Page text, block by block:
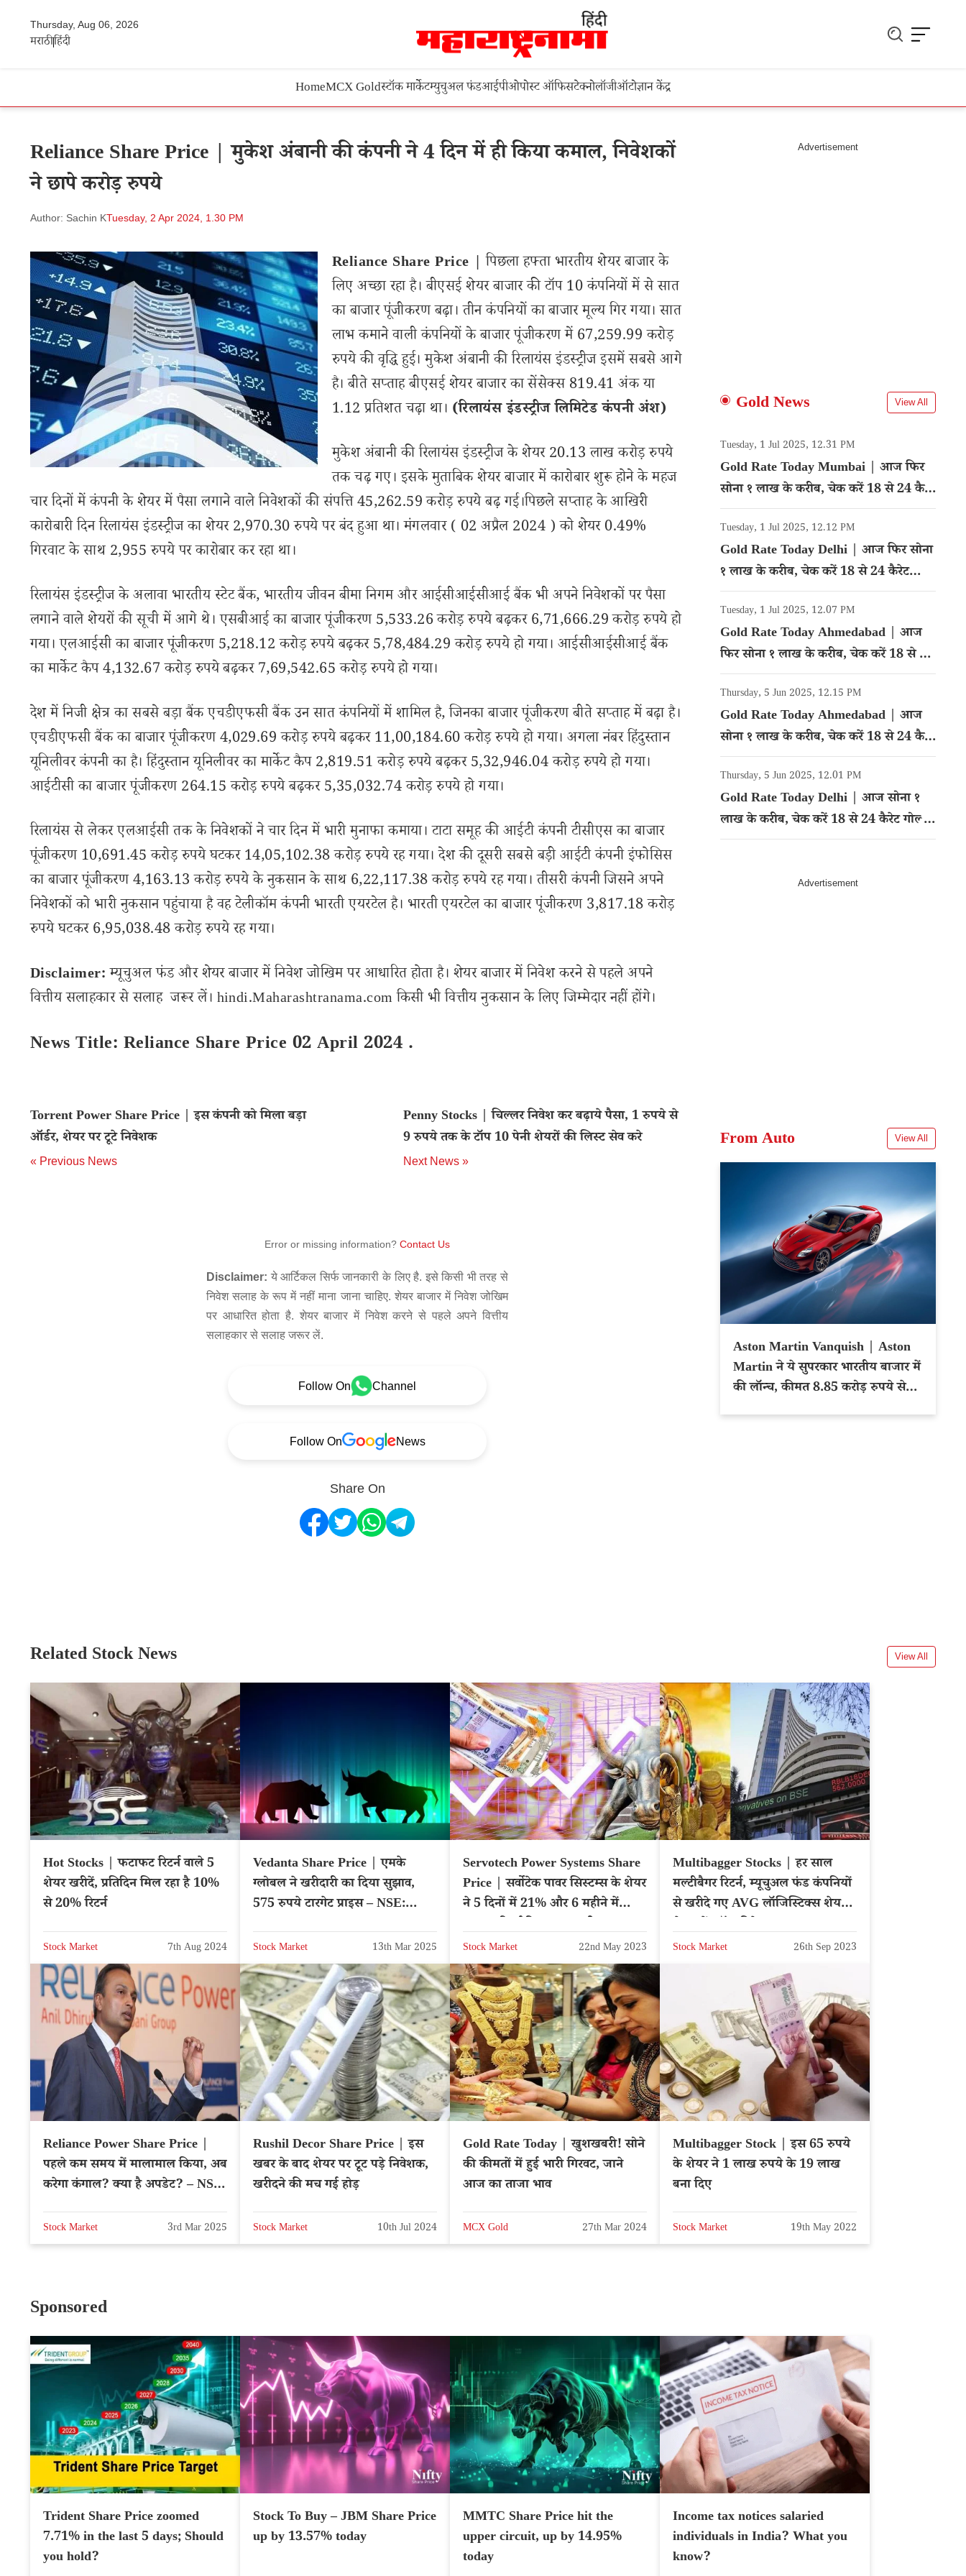
Thursday, Aug 06, 2026
मराठीहिंदी
HomeMCX Goldस्टॉक मार्केटम्युचुअल फंडआईपीओपोस्ट ऑफिसटेक्नोलॉजीऑटोज्ञान केंद्र
Reliance Share Price | मुकेश अंबानी की कंपनी ने 4 दिन में ही किया कमाल, निवेशकों
ने छापे करोड़ रुपये
Author: Sachin KTuesday, 2 Apr 2024, 1.30 PM
Reliance Share Price | पिछला हफ्ता भारतीय शेयर बाजार के
लिए अच्छा रहा है। बीएसई शेयर बाजार की टॉप 10 कंपनियों में से सात
का बाजार पूंजीकरण बढ़ा। तीन कंपनियों का बाजार मूल्य गिर गया। सात
लाभ कमाने वाली कंपनियों के बाजार पूंजीकरण में 67,259.99 करोड़
रुपये की वृद्धि हुई। मुकेश अंबानी की रिलायंस इंडस्ट्रीज इसमें सबसे आगे
है। बीते सप्ताह बीएसई शेयर बाजार का सेंसेक्स 819.41 अंक या
1.12 प्रतिशत चढ़ा था। (रिलायंस इंडस्ट्रीज लिमिटेड कंपनी अंश)
मुकेश अंबानी की रिलायंस इंडस्ट्रीज के शेयर 20.13 लाख करोड़ रुपये
तक चढ़ गए। इसके मुताबिक शेयर बाजार में कारोबार शुरू होने के महज
चार दिनों में कंपनी के शेयर में पैसा लगाने वाले निवेशकों की संपत्ति 45,262.59 करोड़ रुपये बढ़ गई।पिछले सप्ताह के आखिरी
कारोबारी दिन रिलायंस इंडस्ट्रीज का शेयर 2,970.30 रुपये पर बंद हुआ था। मंगलवार ( 02 अप्रैल 2024 ) को शेयर 0.49%
गिरवाट के साथ 2,955 रुपये पर कारोबार कर रहा था।
रिलायंस इंडस्ट्रीज के अलावा भारतीय स्टेट बैंक, भारतीय जीवन बीमा निगम और आईसीआईसीआई बैंक भी अपने निवेशकों पर पैसा
लगाने वाले शेयरों की सूची में आगे थे। एसबीआई का बाजार पूंजीकरण 5,533.26 करोड़ रुपये बढ़कर 6,71,666.29 करोड़ रुपये हो
गया। एलआईसी का बाजार पूंजीकरण 5,218.12 करोड़ रुपये बढ़कर 5,78,484.29 करोड़ रुपये हो गया। आईसीआईसीआई बैंक
का मार्केट कैप 4,132.67 करोड़ रुपये बढ़कर 7,69,542.65 करोड़ रुपये हो गया।
देश में निजी क्षेत्र का सबसे बड़ा बैंक एचडीएफसी बैंक उन सात कंपनियों में शामिल है, जिनका बाजार पूंजीकरण बीते सप्ताह में बढ़ा है।
एचडीएफसी बैंक का बाजार पूंजीकरण 4,029.69 करोड़ रुपये बढ़कर 11,00,184.60 करोड़ रुपये हो गया। अगला नंबर हिंदुस्तान
यूनिलीवर कंपनी का है। हिंदुस्तान यूनिलीवर का मार्केट कैप 2,819.51 करोड़ रुपये बढ़कर 5,32,946.04 करोड़ रुपये हो गया।
आईटीसी का बाजार पूंजीकरण 264.15 करोड़ रुपये बढ़कर 5,35,032.74 करोड़ रुपये हो गया।
रिलायंस से लेकर एलआईसी तक के निवेशकों ने चार दिन में भारी मुनाफा कमाया। टाटा समूह की आईटी कंपनी टीसीएस का बाजार
पूंजीकरण 10,691.45 करोड़ रुपये घटकर 14,05,102.38 करोड़ रुपये रह गया। देश की दूसरी सबसे बड़ी आईटी कंपनी इंफोसिस
का बाजार पूंजीकरण 4,163.13 करोड़ रुपये के नुकसान के साथ 6,22,117.38 करोड़ रुपये रह गया। तीसरी कंपनी जिसने अपने
निवेशकों को भारी नुकसान पहुंचाया है वह टेलीकॉम कंपनी भारती एयरटेल है। भारती एयरटेल का बाजार पूंजीकरण 3,817.18 करोड़
रुपये घटकर 6,95,038.48 करोड़ रुपये रह गया।
Disclaimer:म्यूचुअल फंड और शेयर बाजार में निवेश जोखिम पर आधारित होता है। शेयर बाजार में निवेश करने से पहले अपने
वित्तीय सलाहकार से सलाह जरूर लें। hindi.Maharashtranama.com किसी भी वित्तीय नुकसान के लिए जिम्मेदार नहीं होंगे।
News Title: Reliance Share Price 02 April 2024 .
Torrent Power Share Price | इस कंपनी को मिला बड़ा
ऑर्डर, शेयर पर टूटे निवेशक
« Previous News
Penny Stocks | चिल्लर निवेश कर बढ़ाये पैसा, 1 रुपये से
9 रुपये तक के टॉप 10 पेनी शेयरों की लिस्ट सेव करे
Next News »
Error or missing information? Contact Us
Disclaimer: ये आर्टिकल सिर्फ जानकारी के लिए है. इसे किसी भी तरह से
निवेश सलाह के रूप में नहीं माना जाना चाहिए. शेयर बाजार में निवेश जोखिम
पर आधारित होता है. शेयर बाजार में निवेश करने से पहले अपने वित्तीय
सलाहकार से सलाह जरूर लें.
Follow On Channel
Follow On News
Share On
Gold News View All
Tuesday, 1 Jul 2025, 12.31 PM
Gold Rate Today Mumbai | आज फिर
सोना १ लाख के करीब, चेक करें 18 से 24 कैरेट
गोल्ड का रेट
Tuesday, 1 Jul 2025, 12.12 PM
Gold Rate Today Delhi | आज फिर सोना
१ लाख के करीब, चेक करें 18 से 24 कैरेट
गोल्ड का रेट
Tuesday, 1 Jul 2025, 12.07 PM
Gold Rate Today Ahmedabad | आज
फिर सोना १ लाख के करीब, चेक करें 18 से 24
कैरेट गोल्ड का रेट
Thursday, 5 Jun 2025, 12.15 PM
Gold Rate Today Ahmedabad | आज
सोना १ लाख के करीब, चेक करें 18 से 24 कैरेट
गोल्ड का रेट
Thursday, 5 Jun 2025, 12.01 PM
Gold Rate Today Delhi | आज सोना १
लाख के करीब, चेक करें 18 से 24 कैरेट गोल्ड
का रेट
From Auto View All
Aston Martin Vanquish | Aston
Martin ने ये सुपरकार भारतीय बाजार में
की लॉन्च, कीमत 8.85 करोड़ रुपये से
Related Stock News View All
Hot Stocks | फटाफट रिटर्न वाले 5
शेयर खरीदें, प्रतिदिन मिल रहा है 10%
से 20% रिटर्न
Stock Market 7th Aug 2024
Vedanta Share Price | एमके
ग्लोबल ने खरीदारी का दिया सुझाव,
575 रुपये टारगेट प्राइस – NSE:
Stock Market 13th Mar 2025
Servotech Power Systems Share
Price | सर्वोटेक पावर सिस्टम्स के शेयर
ने 5 दिनों में 21% और 6 महीने में
चाहिए?
Stock Market 22nd May 2023
Multibagger Stocks | हर साल
मल्टीबैगर रिटर्न, म्यूचुअल फंड कंपनियों
से खरीदे गए AVG लॉजिस्टिक्स शेयर,
Stock Market 26th Sep 2023
Reliance Power Share Price |
पहले कम समय में मालामाल किया, अब
करेगा कंगाल? क्या है अपडेट? – NSE:
Stock Market 3rd Mar 2025
Rushil Decor Share Price | इस
खबर के बाद शेयर पर टूट पड़े निवेशक,
खरीदने की मच गई होड़
Stock Market 10th Jul 2024
Gold Rate Today | खुशखबरी! सोने
की कीमतों में हुई भारी गिरवट, जाने
आज का ताजा भाव
MCX Gold 27th Mar 2024
Multibagger Stock | इस 65 रुपये
के शेयर ने 1 लाख रुपये के 19 लाख
बना दिए
Stock Market 19th May 2022
Sponsored
Trident Share Price zoomed
7.71% in the last 5 days; Should
you hold?
Stock To Buy – JBM Share Price
up by 13.57% today
MMTC Share Price hit the
upper circuit, up by 14.95%
today
Income tax notices salaried
individuals in India? What you
know?